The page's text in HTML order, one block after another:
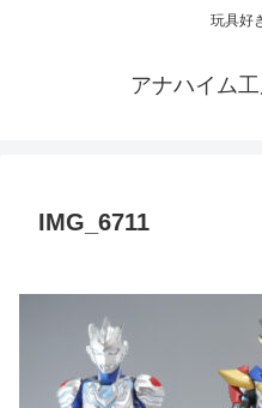
玩具好
アナハイム
IMG_6711